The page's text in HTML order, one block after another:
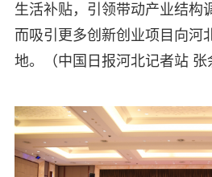
生活补贴，引领带动产业结构
而吸引更多创新创业项目向河
地。（中国日报河北记者站 张